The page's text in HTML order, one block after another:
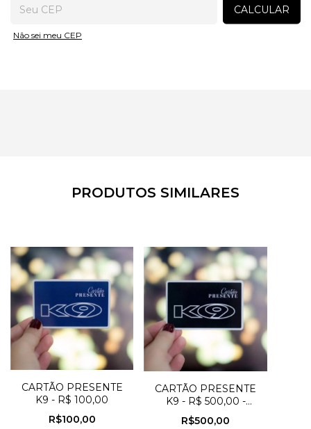
CALCULAR
Não sei meu CEP
PRODUTOS SIMILARES
CARTÃO PRESENTE
K9 - R$ 100,00
R$100,00
CARTÃO PRESENTE
K9 - R$ 500,00 -
J23WS0V
R$500,00